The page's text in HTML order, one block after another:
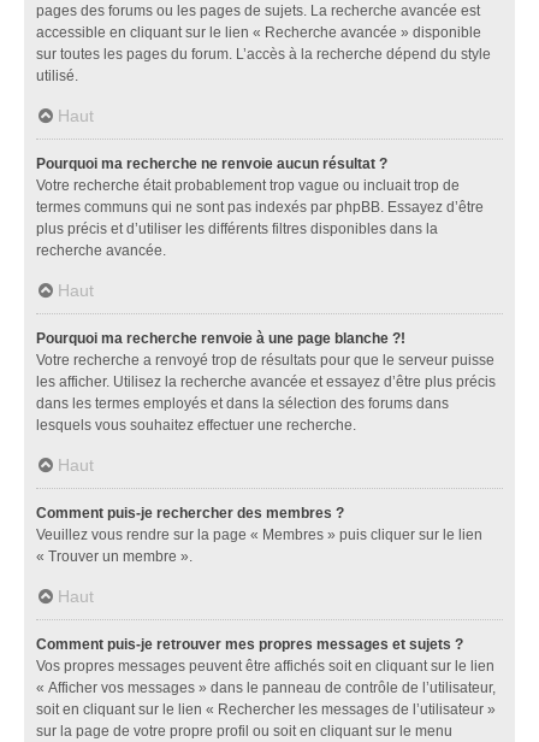
pages des forums ou les pages de sujets. La recherche avancée est
accessible en cliquant sur le lien « Recherche avancée » disponible
sur toutes les pages du forum. L’accès à la recherche dépend du style
utilisé.
Haut
Pourquoi ma recherche ne renvoie aucun résultat ?
Votre recherche était probablement trop vague ou incluait trop de
termes communs qui ne sont pas indexés par phpBB. Essayez d’être
plus précis et d’utiliser les différents filtres disponibles dans la
recherche avancée.
Haut
Pourquoi ma recherche renvoie à une page blanche ?!
Votre recherche a renvoyé trop de résultats pour que le serveur puisse
les afficher. Utilisez la recherche avancée et essayez d’être plus précis
dans les termes employés et dans la sélection des forums dans
lesquels vous souhaitez effectuer une recherche.
Haut
Comment puis-je rechercher des membres ?
Veuillez vous rendre sur la page « Membres » puis cliquer sur le lien
« Trouver un membre ».
Haut
Comment puis-je retrouver mes propres messages et sujets ?
Vos propres messages peuvent être affichés soit en cliquant sur le lien
« Afficher vos messages » dans le panneau de contrôle de l’utilisateur,
soit en cliquant sur le lien « Rechercher les messages de l’utilisateur »
sur la page de votre propre profil ou soit en cliquant sur le menu